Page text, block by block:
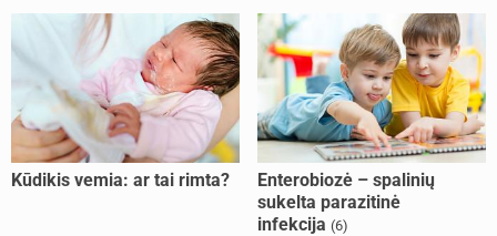
Kūdikis vemia: ar tai rimta?
Enterobiozė – spalinių
sukelta parazitinė
infekcija (6)